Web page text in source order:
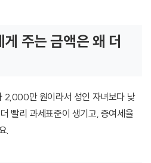
주는 금액은 왜 더
2,000만 원이라서 성인 자녀보다 낮
빨리 과세표준이 생기고, 증여세율
.